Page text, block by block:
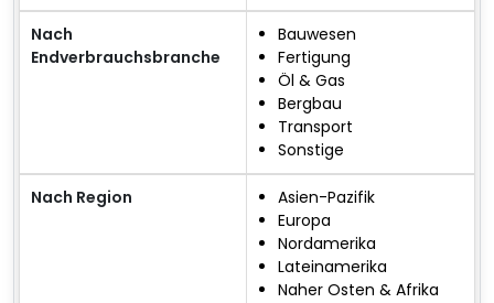
Nach
Endverbrauchsbranche
Bauwesen
Fertigung
Öl & Gas
Bergbau
Transport
Sonstige
Nach Region
Asien-Pazifik
Europa
Nordamerika
Lateinamerika
Naher Osten & Afrika